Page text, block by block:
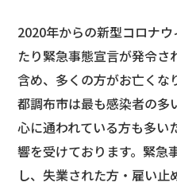
2020年からの新型コロナ
たり緊急事態宣言が発令さ
含め、多くの方がお亡くな
都調布市は最も感染者の多
心に通われている方も多い
響を受けております。緊急
し、失業された方・雇い